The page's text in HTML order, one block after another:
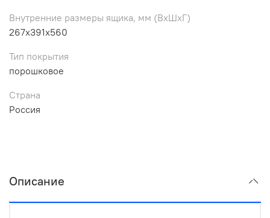
Внутренние размеры ящика, мм (ВхШхГ)
267х391х560
Тип покрытия
порошковое
Страна
Россия
Описание